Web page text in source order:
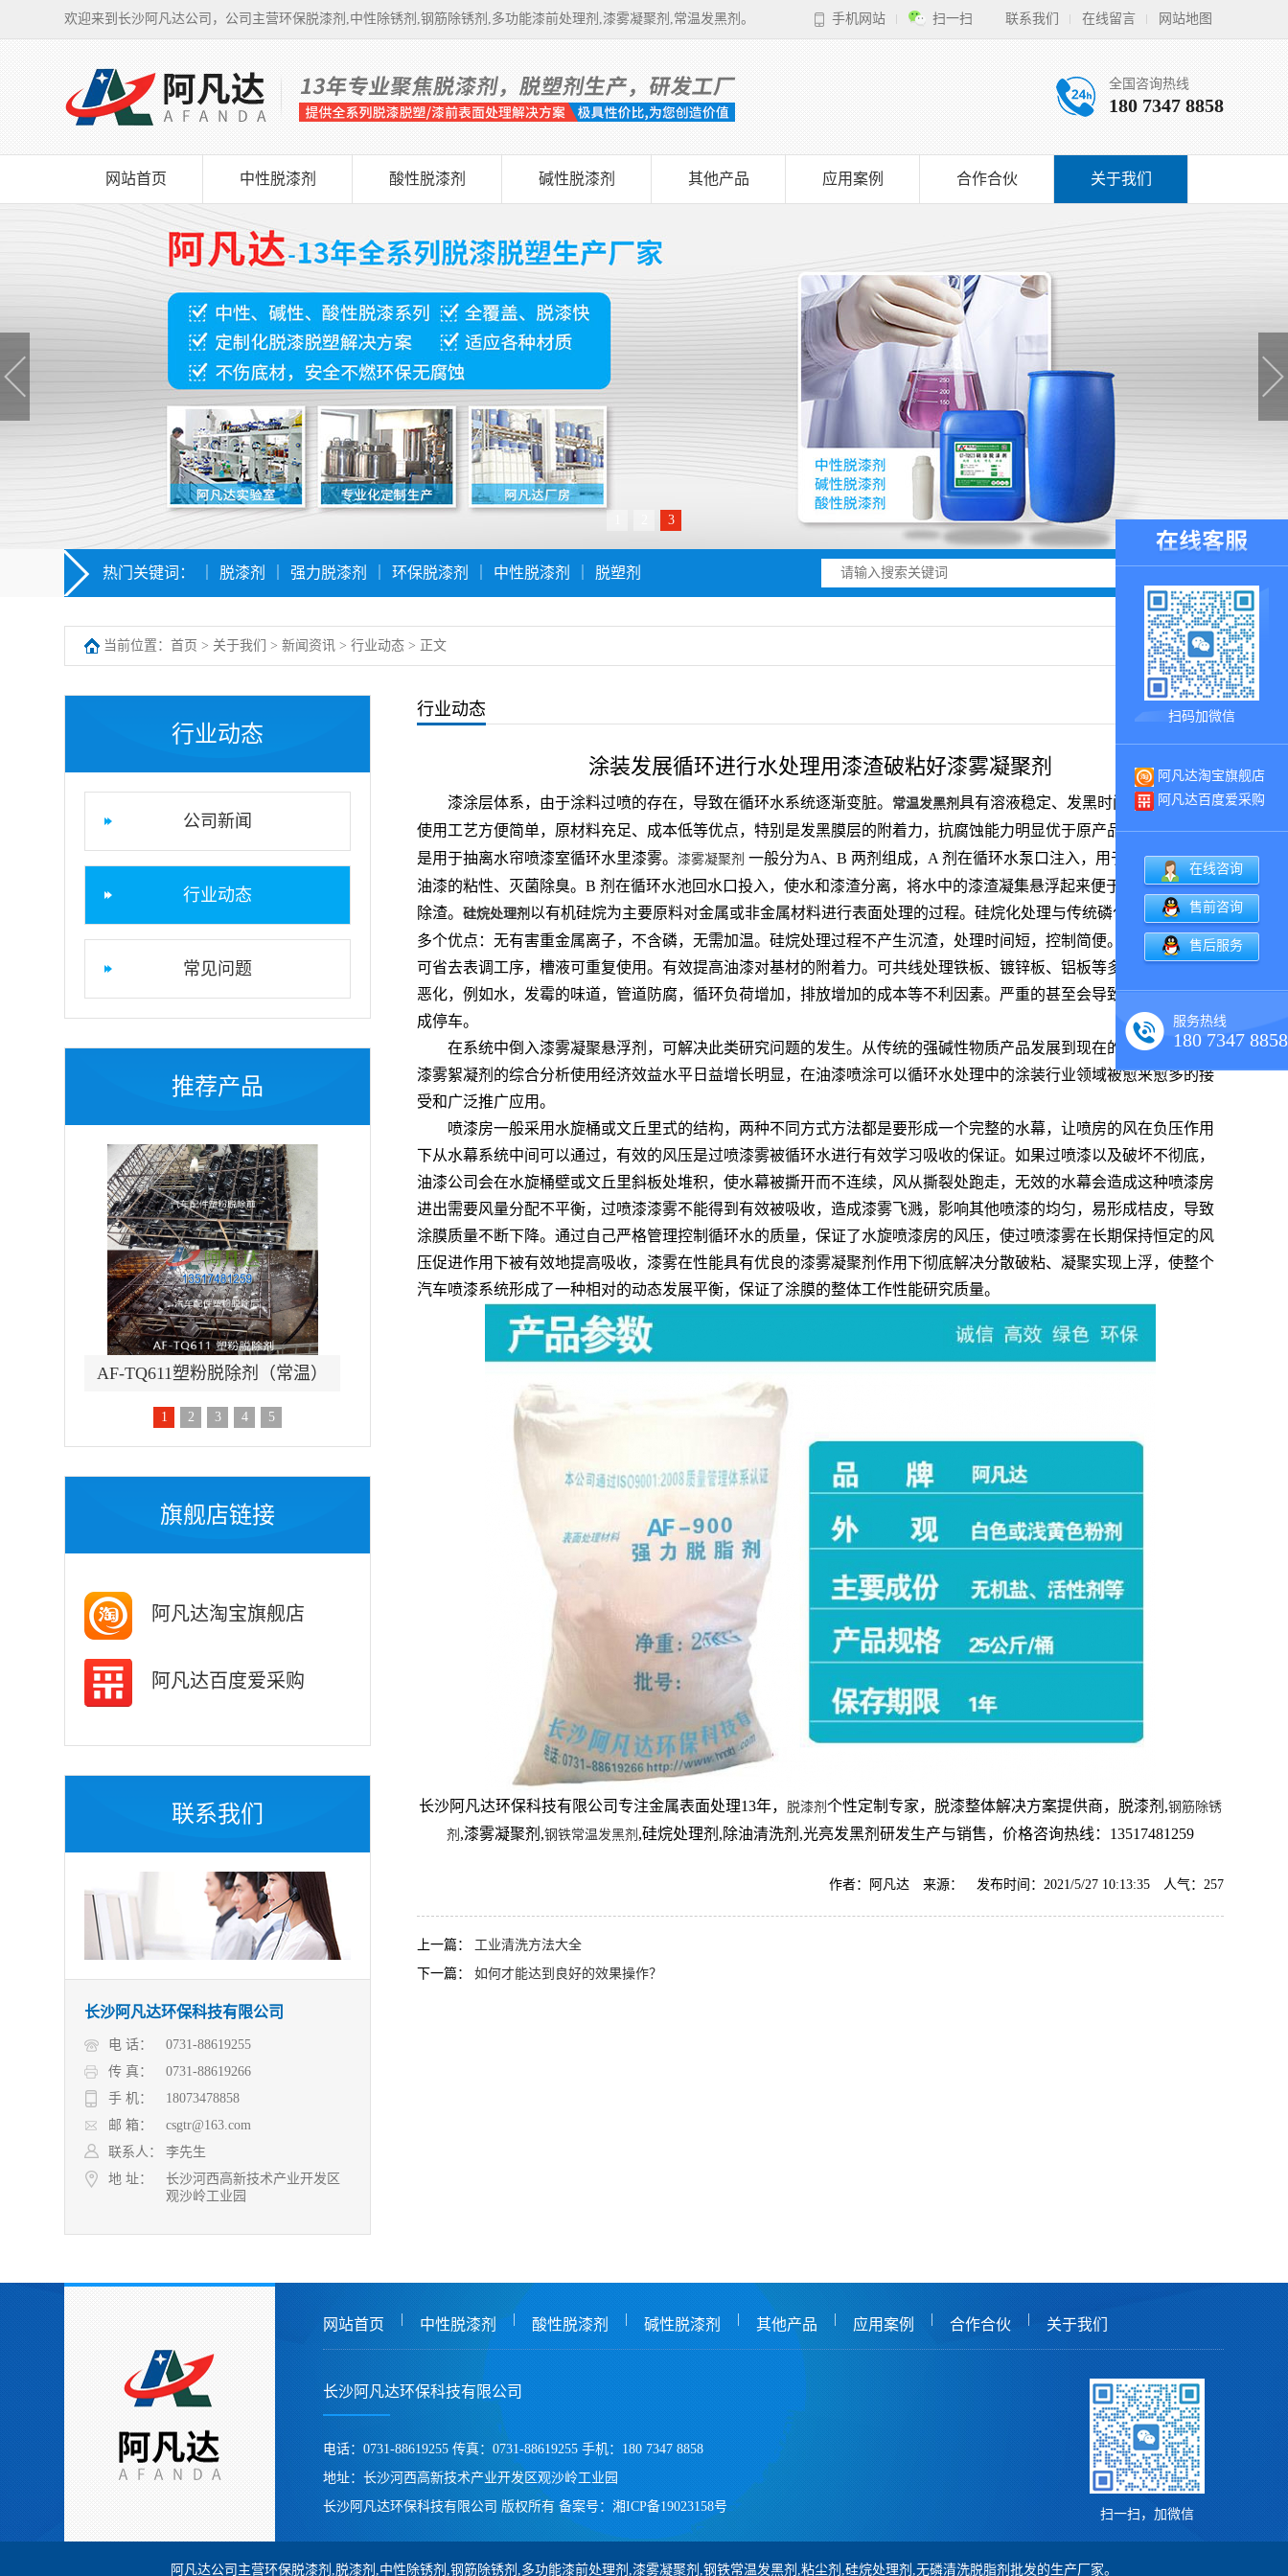
欢迎来到长沙阿凡达公司，公司主营环保脱漆剂,中性除锈剂,钢筋除锈剂,多功能漆前处理剂,漆雾凝聚剂,常温发黑剂。 联系我们 在线留言 网站地图
手机网站 扫一扫
全国咨询热线
180 7347 8858
网站首页 中性脱漆剂 酸性脱漆剂 碱性脱漆剂 其他产品 应用案例 合作合伙 关于我们
3
热门关键词： 脱漆剂 强力脱漆剂 环保脱漆剂 中性脱漆剂 脱塑剂
当前位置： 首页 > 关于我们 > 新闻资讯 > 行业动态 > 正文
行业动态
公司新闻
行业动态
常见问题
推荐产品
AF-TQ611塑粉脱除剂（常温）
1 2 3 4 5
旗舰店链接
阿凡达淘宝旗舰店
阿凡达百度爱采购
联系我们
长沙阿凡达环保科技有限公司
电 话：
0731-88619255
传 真：
0731-88619266
手 机：
18073478858
邮 箱：
csgtr@163.com
联系人：
李先生
地 址：
长沙河西高新技术产业开发区
观沙岭工业园
行业动态
涂装发展循环进行水处理用漆渣破粘好漆雾凝聚剂
漆涂层体系，由于涂料过喷的存在，导致在循环水系统逐渐变脏。 常温发黑剂 具有溶液稳定、发黑时间短色泽适宜、
使用工艺方便简单，原材料充足、成本低等优点，特别是发黑膜层的附着力，抗腐蚀能力明显优于原产品。漆雾凝聚剂就
是用于抽离水帘喷漆室循环水里漆雾。 漆雾凝聚剂 一般分为A、B 两剂组成，A 剂在循环水泵口注入，用于去除落在水中
油漆的粘性、灭菌除臭。B 剂在循环水池回水口投入，使水和漆渣分离，将水中的漆渣凝集悬浮起来便于打捞或刮渣机
除渣。 硅烷处理剂 以有机硅烷为主要原料对金属或非金属材料进行表面处理的过程。硅烷化处理与传统磷化相比具有以下
多个优点：无有害重金属离子，不含磷，无需加温。硅烷处理过程不产生沉渣，处理时间短，控制简便。处理步骤少，
可省去表调工序，槽液可重复使用。有效提高油漆对基材的附着力。可共线处理铁板、镀锌板、铝板等多种基材。导致
恶化，例如水，发霉的味道，管道防腐，循环负荷增加，排放增加的成本等不利因素。严重的甚至会导致系统堵塞，造
成停车。
在系统中倒入漆雾凝聚悬浮剂，可解决此类研究问题的发生。从传统的强碱性物质产品发展到现在的通用型药剂，
漆雾絮凝剂的综合分析使用经济效益水平日益增长明显，在油漆喷涂可以循环水处理中的涂装行业领域被愈来愈多的接
受和广泛推广应用。
喷漆房一般采用水旋桶或文丘里式的结构，两种不同方式方法都是要形成一个完整的水幕，让喷房的风在负压作用
下从水幕系统中间可以通过，有效的风压是过喷漆雾被循环水进行有效学习吸收的保证。如果过喷漆以及破坏不彻底，
油漆公司会在水旋桶壁或文丘里斜板处堆积，使水幕被撕开而不连续，风从撕裂处跑走，无效的水幕会造成这种喷漆房
进出需要风量分配不平衡，过喷漆漆雾不能得到有效被吸收，造成漆雾飞溅，影响其他喷漆的均匀，易形成桔皮，导致
涂膜质量不断下降。通过自己严格管理控制循环水的质量，保证了水旋喷漆房的风压，使过喷漆雾在长期保持恒定的风
压促进作用下被有效地提高吸收，漆雾在性能具有优良的漆雾凝聚剂作用下彻底解决分散破粘、凝聚实现上浮，使整个
汽车喷漆系统形成了一种相对的动态发展平衡，保证了涂膜的整体工作性能研究质量。
长沙阿凡达环保科技有限公司专注金属表面处理13年， 脱漆剂 个性定制专家，脱漆整体解决方案提供商，脱漆剂,钢筋除锈
剂 ,漆雾凝聚剂,钢铁常温发黑剂 ,硅烷处理剂,除油清洗剂,光亮发黑剂研发生产与销售，价格咨询热线：13517481259
作者：阿凡达 来源： 发布时间：2021/5/27 10:13:35 人气： 257
上一篇： 工业清洗方法大全
下一篇： 如何才能达到良好的效果操作？
网站首页 中性脱漆剂 酸性脱漆剂 碱性脱漆剂 其他产品 应用案例 合作合伙 关于我们
长沙阿凡达环保科技有限公司
电话：0731-88619255 传真：0731-88619255 手机：180 7347 8858
地址：长沙河西高新技术产业开发区观沙岭工业园
长沙阿凡达环保科技有限公司 版权所有备案号： 湘ICP备19023158号
扫一扫，加微信
阿凡达公司主营环保脱漆剂,脱漆剂,中性除锈剂,钢筋除锈剂,多功能漆前处理剂,漆雾凝聚剂,钢铁常温发黑剂,粘尘剂,硅烷处理剂,无磷清洗脱脂剂批发的生产厂家。
扫码加微信
阿凡达淘宝旗舰店
阿凡达百度爱采购
在线咨询
售前咨询
售后服务
服务热线
180 7347 8858